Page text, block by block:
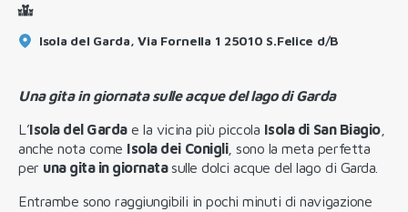
Isola del Garda, Via Fornella 1 25010 S.Felice d/B
Una gita in giornata sulle acque del lago di Garda
L’Isola del Gardae la vicina più piccola Isola di San Biagio,
anche nota come Isola dei Conigli, sono la meta perfetta
per una gita in giornatasulle dolci acque del lago di Garda.
Entrambe sono raggiungibili in pochi minuti di navigazione